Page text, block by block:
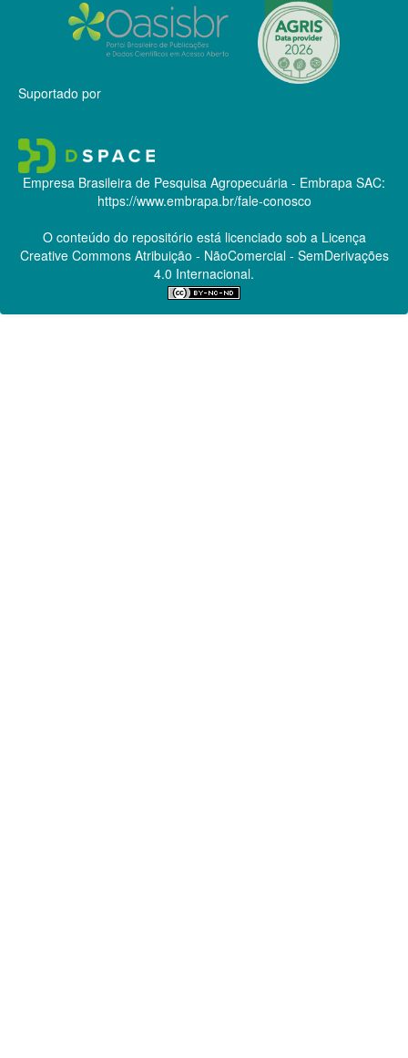
Suportado por
Empresa Brasileira de Pesquisa Agropecuária - Embrapa SAC:
https://www.embrapa.br/fale-conosco
O conteúdo do repositório está licenciado sob a Licença
Creative CommonsAtribuição - NãoComercial - SemDerivações
4.0 Internacional.